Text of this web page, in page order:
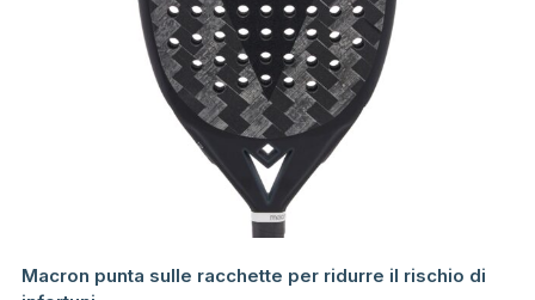
Macron punta sulle racchette per ridurre il rischio di